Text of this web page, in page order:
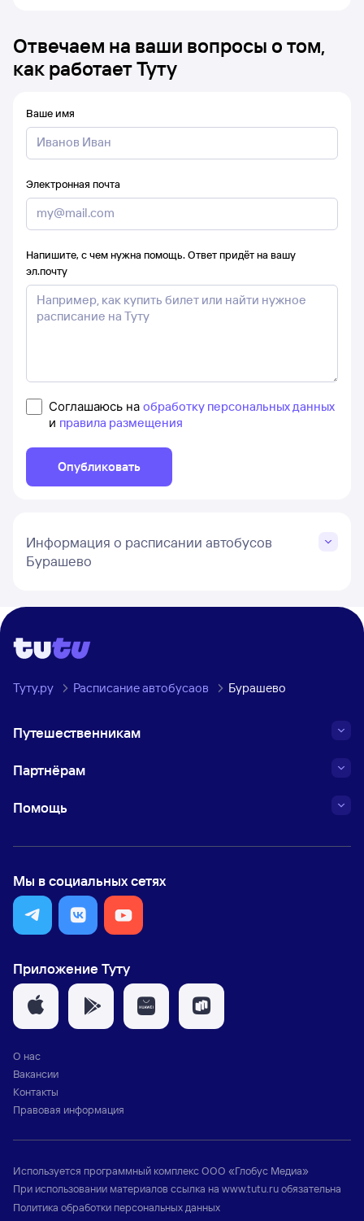
Отвечаем на ваши вопросы о том,
как работает Туту
Ваше имя
Электронная почта
Напишите, с чем нужна помощь. Ответ придёт на вашу
эл.почту
Соглашаюсь на обработку персональных данных
и правила размещения
Опубликовать
Информация о расписании автобусов
Бурашево
Туту.ру Расписание автобусаов Бурашево
Путешественникам
Партнёрам
Помощь
Мы в социальных сетях
Приложение Туту
О нас
Вакансии
Контакты
Правовая информация
Используется программный комплексООО «Глобус Медиа»
При использовании материалов ссылка на www.tutu.ruобязательна
Политика обработки персональных данных